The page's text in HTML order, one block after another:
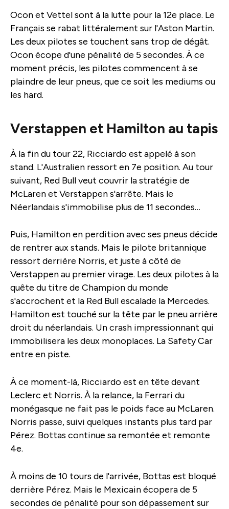
Ocon et Vettel sont à la lutte pour la 12e place. Le
Français se rabat littéralement sur l'Aston Martin.
Les deux pilotes se touchent sans trop de dégât.
Ocon écope d'une pénalité de 5 secondes. À ce
moment précis, les pilotes commencent à se
plaindre de leur pneus, que ce soit les mediums ou
les hard.
Verstappen et Hamilton au tapis
À la fin du tour 22, Ricciardo est appelé à son
stand. L'Australien ressort en 7e position. Au tour
suivant, Red Bull veut couvrir la stratégie de
McLaren et Verstappen s'arrête. Mais le
Néerlandais s'immobilise plus de 11 secondes…
Puis, Hamilton en perdition avec ses pneus décide
de rentrer aux stands. Mais le pilote britannique
ressort derrière Norris, et juste à côté de
Verstappen au premier virage. Les deux pilotes à la
quête du titre de Champion du monde
s'accrochent et la Red Bull escalade la Mercedes.
Hamilton est touché sur la tête par le pneu arrière
droit du néerlandais. Un crash impressionnant qui
immobilisera les deux monoplaces. La Safety Car
entre en piste.
À ce moment-là, Ricciardo est en tête devant
Leclerc et Norris. À la relance, la Ferrari du
monégasque ne fait pas le poids face au McLaren.
Norris passe, suivi quelques instants plus tard par
Pérez. Bottas continue sa remontée et remonte
4e.
À moins de 10 tours de l'arrivée, Bottas est bloqué
derrière Pérez. Mais le Mexicain écopera de 5
secondes de pénalité pour son dépassement sur